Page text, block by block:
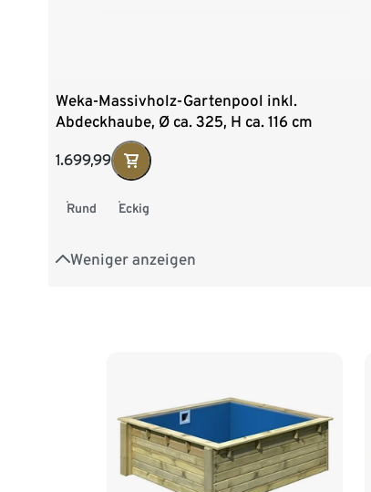
Weka-Massivholz-Gartenpool inkl.
Abdeckhaube, Ø ca. 325, H ca. 116 cm
1.699,99
Weniger anzeigen
Rund Eckig